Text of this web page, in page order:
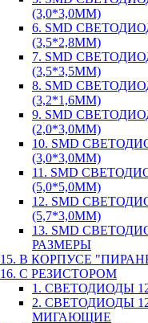
(3,0*3,0ММ)
6. SMD
(3,5*2,8ММ)
7. SMD
(3,5*3,5ММ)
8. SMD
(3,2*1,6ММ)
9. SMD
(2,0*3,0ММ)
10. SMD
(3,0*3,0ММ)
11. SMD
(5,0*5,0ММ)
12. SMD
(5,7*3,0ММ)
13. SMD
РАЗМЕРЫ
15. В КОРПУСЕ
16. С РЕЗИСТОРОМ
1. СВЕТОДИОДЫ 12
2. СВЕТОДИОДЫ
МИГАЮЩИЕ